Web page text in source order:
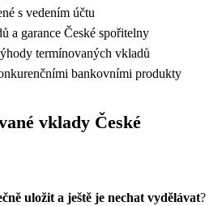
s vedením účtu
a garance České spořitelny
termínovaných vkladů
bankovními produkty
vklady České
uložit a ještě je nechat vydělávat?